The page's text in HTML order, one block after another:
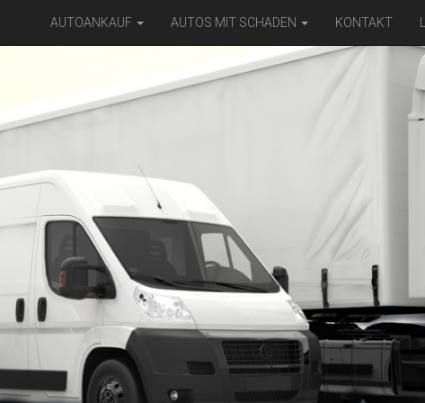
AUTOANKAUF AUTOS MIT SCHADEN KONTAKT